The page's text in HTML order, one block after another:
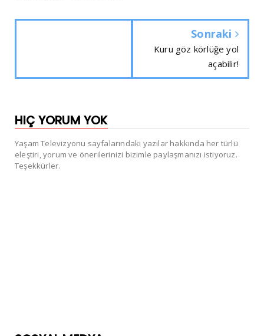
Sonraki
Kuru göz körlüğe yol
açabilir!
HIÇ YORUM YOK
Yaşam Televizyonu sayfalarındaki yazılar hakkında her türlü
eleştiri, yorum ve önerilerinizi bizimle paylaşmanızı istiyoruz.
Teşekkürler.